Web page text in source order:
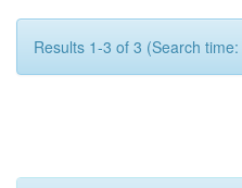
Results 1-3 of 3 (Search